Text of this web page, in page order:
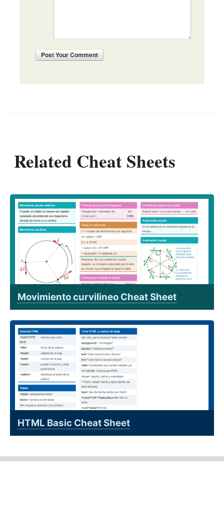
PostYour Comment
Related Cheat Sheets
Movimiento curvilineo Cheat Sheet
HTML Basic Cheat Sheet